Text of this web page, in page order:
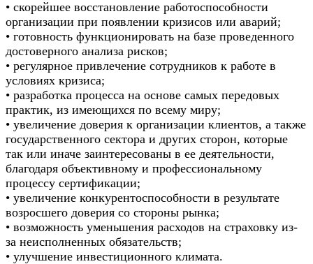
• скорейшее восстановление работоспособности
организации при появлении кризисов или аварий;
• готовность функционировать на базе проведенного
достоверного анализа рисков;
• регулярное привлечение сотрудников к работе в
условиях кризиса;
• разработка процесса на основе самых передовых
практик, из имеющихся по всему миру;
• увеличение доверия к организации клиентов, а также
государственного сектора и других сторон, которые
так или иначе заинтересованы в ее деятельности,
благодаря объективному и профессиональному
процессу сертификации;
• увеличение конкурентоспособности в результате
возросшего доверия со стороны рынка;
• возможность уменьшения расходов на страховку из-
за неисполненных обязательств;
• улучшение инвестиционного климата.